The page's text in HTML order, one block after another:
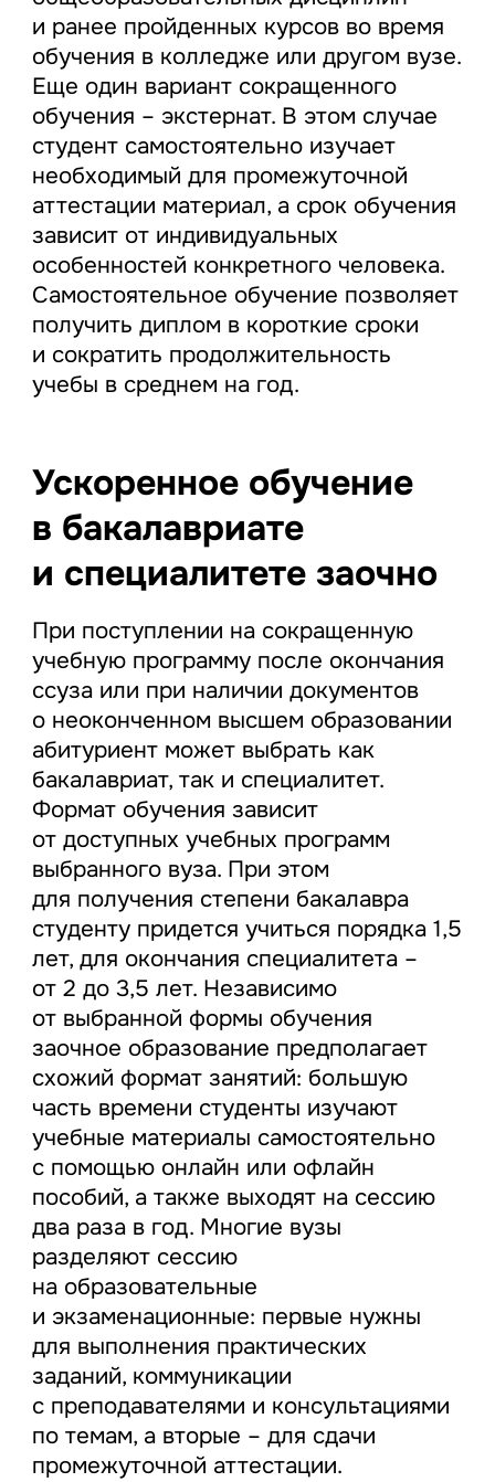
и ранее пройденных курсов во время
обучения в колледже или другом вузе.
Еще один вариант сокращенного
обучения – экстернат. В этом случае
студент самостоятельно изучает
необходимый для промежуточной
аттестации материал, а срок обучения
зависит от индивидуальных
особенностей конкретного человека.
Самостоятельное обучение позволяет
получить диплом в короткие сроки
и сократить продолжительность
учебы в среднем на год.
Ускоренное обучение
в бакалавриате
и специалитете заочно
При поступлении на сокращенную
учебную программу после окончания
ссуза или при наличии документов
о неоконченном высшем образовании
абитуриент может выбрать как
бакалавриат, так и специалитет.
Формат обучения зависит
от доступных учебных программ
выбранного вуза. При этом
для получения степени бакалавра
студенту придется учиться порядка 1,5
лет, для окончания специалитета –
от 2 до 3,5 лет. Независимо
от выбранной формы обучения
заочное образование предполагает
схожий формат занятий: большую
часть времени студенты изучают
учебные материалы самостоятельно
с помощью онлайн или офлайн
пособий, а также выходят на сессию
два раза в год. Многие вузы
разделяют сессию
на образовательные
и экзаменационные: первые нужны
для выполнения практических
заданий, коммуникации
с преподавателями и консультациями
по темам, а вторые – для сдачи
промежуточной аттестации.